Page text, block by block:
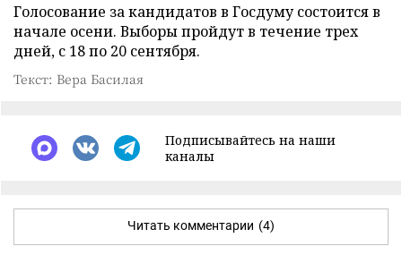
Голосование за кандидатов в Госдуму состоится в
начале осени. Выборы пройдут в течение трех
дней, с 18 по 20 сентября.
Текст: Вера Басилая
Подписывайтесь на наши
каналы
Читать комментарии (4)